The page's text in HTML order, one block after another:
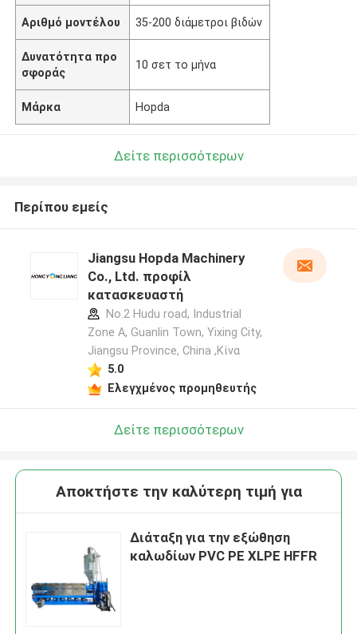
Αριθμό μοντέλου 35-200 διάμετροι βιδών
Δυνατότητα προ
σφοράς
10 σετ το μήνα
Μάρκα Hopda
Δείτε περισσότερων
Περίπου εμείς
Jiangsu Hopda Machinery
Co., Ltd. προφίλ
κατασκευαστή
No.2 Hudu road, Industrial
Zone A, Guanlin Town, Yixing City,
Jiangsu Province, China ,Κίνα
5.0
Ελεγχμένος προμηθευτής
Δείτε περισσότερων
Αποκτήστε την καλύτερη τιμή για
Διάταξη για την εξώθηση
καλωδίων PVC PE XLPE HFFR